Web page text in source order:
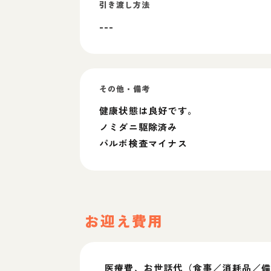
引き渡し方法
---
その他・備考
健康状態は良好です。
ノミダニ駆除済み
パルボ検査マイナス
お迎え費用
医療費、お世話代（食事／消耗品／